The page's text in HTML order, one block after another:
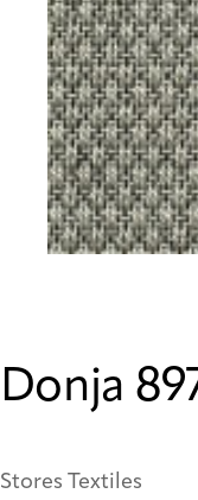
Donja
Stores Textiles